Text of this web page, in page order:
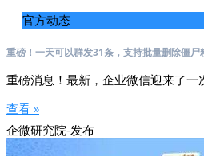
官方动态
重磅！一天可以群发31条，支持批量删除僵
重磅消息！最新，企业微信迎来了一
查看 »
企微研究院-发布